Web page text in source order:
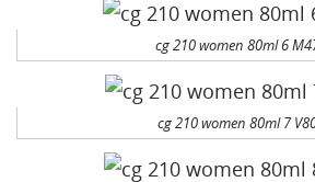
cg 210 women 80ml 6
cg 210 women 80ml 7